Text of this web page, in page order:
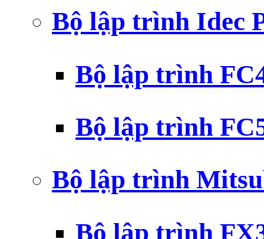
Bộ lập trình Idec
Bộ lập trình
Bộ lập trình
Bộ lập trình
Bộ lập trình